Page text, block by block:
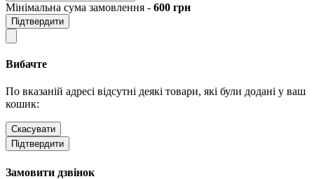
Мінімальна сума замовлення - 600 грн
Підтвердити
Вибачте
По вказаній адресі відсутні деякі товари, які були додані у ваш
кошик:
Скасувати
Підтвердити
Замовити дзвінок